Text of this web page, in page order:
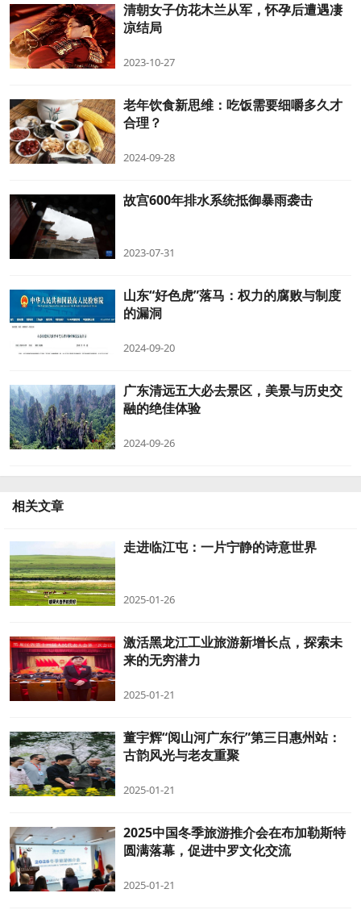
清朝女子仿花木兰从军，怀孕后遭遇凄
凉结局
2023-10-27
老年饮食新思维：吃饭需要细嚼多久才
合理？
2024-09-28
故宫600年排水系统抵御暴雨袭击
2023-07-31
山东“好色虎”落马：权力的腐败与制度
的漏洞
2024-09-20
广东清远五大必去景区，美景与历史交
融的绝佳体验
2024-09-26
相关文章
走进临江屯：一片宁静的诗意世界
2025-01-26
激活黑龙江工业旅游新增长点，探索未
来的无穷潜力
2025-01-21
董宇辉“阅山河广东行”第三日惠州站：
古韵风光与老友重聚
2025-01-21
2025中国冬季旅游推介会在布加勒斯特
圆满落幕，促进中罗文化交流
2025-01-21